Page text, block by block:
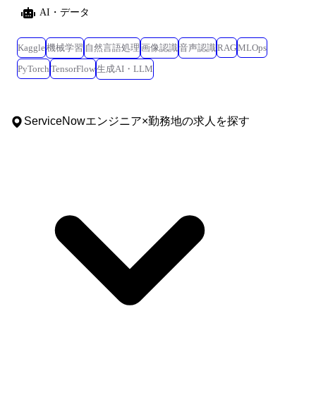
AI・データ
Kaggle機械学習 自然言語処理 画像認識音声認識RAGMLOps
PyTorch TensorFlow生成AI・LLM
ServiceNowエンジニア×勤務地の求人を探す